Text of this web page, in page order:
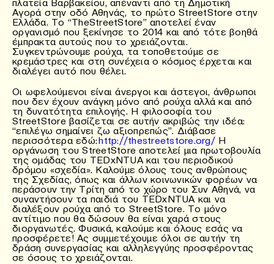
Αγορά στην οδό Αθηνάς, το πρώτο StreetStore στην
Ελλάδα. Το “TheStreetStore” αποτελεί έναν
οργανισμό που ξεκίνησε το 2014 και από τότε βοηθά
έμπρακτα αυτούς που το χρειάζονται.
Συγκεντρώνουμε ρούχα, τα τοποθετούμε σε
κρεμάστρες και στη συνέχεια ο κόσμος έρχεται και
διαλέγει αυτό που θέλει.
Οι ωφελούμενοι είναι άνεργοι και άστεγοι, άνθρωποι
που δεν έχουν ανάγκη μόνο από ρούχα αλλά και από
τη δυνατότητα επιλογής. Η φιλοσοφία του
StreetStore βασίζεται σε αυτήν ακριβώς την ιδέα:
“επιλέγω σημαίνει ζω αξιοπρεπώς”. Διάβασε
περισσότερα εδώ:http://thestreetstore.org/Η
οργάνωση του StreetStore αποτελεί μια πρωτοβουλία
της ομάδας του TEDxNTUA και του περιοδικού
δρόμου «σχεδία». Καλούμε όλους τους ανθρώπους
της Σχεδίας, όπως και άλλων κοινωνικών φορέων να
περάσουν την Τρίτη από το χώρο του Συν Αθηνά, να
συναντήσουν τα παιδιά του TEDxNTUA και να
διαλέξουν ρούχα από το StreetStore. Το μόνο
αντίτιμο που θα δώσουν θα είναι χαρά στους
διοργανωτές. Φυσικά, καλούμε και όλους εσάς να
προσφέρετε! Ας συμμετέχουμε όλοι σε αυτήν τη
δράση συνεργασίας και αλληλεγγύης προσφέροντας
σε όσους το χρειάζονται.